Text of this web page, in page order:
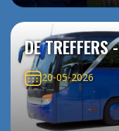
DE
20-05-2026